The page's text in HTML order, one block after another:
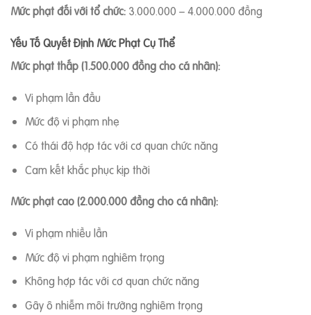
Mức phạt đối với tổ chức: 3.000.000 – 4.000.000 đồng
Yếu Tố Quyết Định Mức Phạt Cụ Thể
Mức phạt thấp (1.500.000 đồng cho cá nhân):
Vi phạm lần đầu
Mức độ vi phạm nhẹ
Có thái độ hợp tác với cơ quan chức năng
Cam kết khắc phục kịp thời
Mức phạt cao (2.000.000 đồng cho cá nhân):
Vi phạm nhiều lần
Mức độ vi phạm nghiêm trọng
Không hợp tác với cơ quan chức năng
Gây ô nhiễm môi trường nghiêm trọng